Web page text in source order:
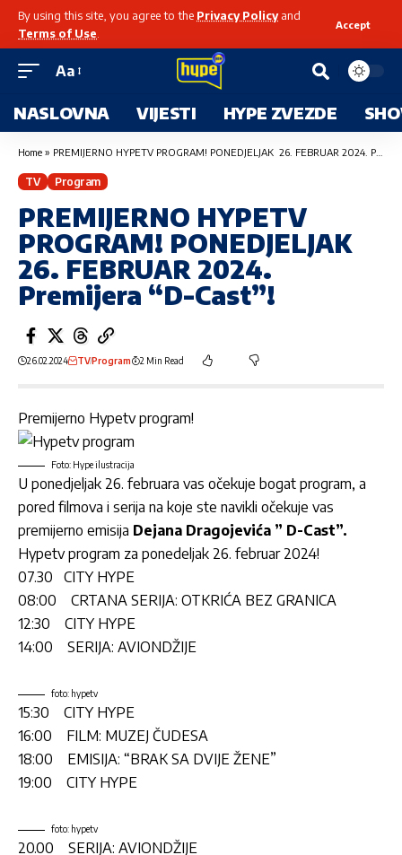
By using this site, you agree to the Privacy Policyand
Terms of Use
Accept
Aa
NASLOVNA VIJESTI HYPE ZVEZDE
Home » PREMIJERNO HYPETV PROGRAM! PONEDJELJAK 26. FEBRUAR 2024. Premijera “D-Cast”!
TV Program
PREMIJERNO HYPETV
PROGRAM! PONEDJELJAK
26. FEBRUAR 2024.
Premijera “D-Cast”!
26.02.2024 TVProgram 2 Min Read
Premijerno Hypetvprogram!
Foto: Hype ilustracija
U ponedjeljak 26. februara vas očekuje bogat program, a
pored filmova i serija na koje ste navikli očekuje vas
premijerno emisija Dejana Dragojevića ” D-Cast”.
Hypetv program za ponedeljak 26. februar 2024!
07.30 CITY HYPE
08:00 CRTANA SERIJA: OTKRIĆA BEZ GRANICA
12:30 CITY HYPE
14:00 SERIJA: AVIONDŽIJE
foto: hypetv
15:30 CITY HYPE
16:00 FILM: MUZEJ ČUDESA
18:00 EMISIJA: “BRAK SA DVIJE ŽENE”
19:00 CITY HYPE
foto: hypetv
20.00 SERIJA: AVIONDŽIJE